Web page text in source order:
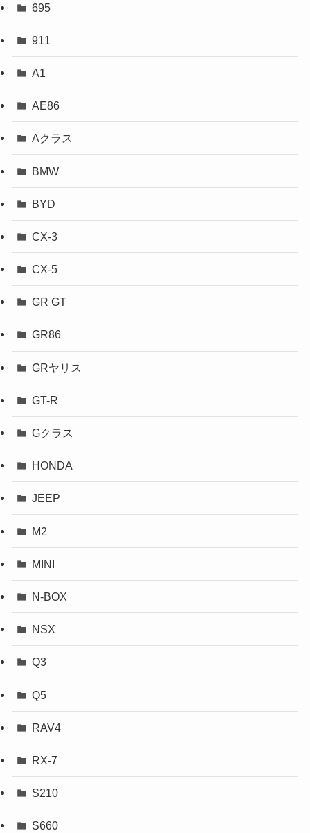
695
911
A1
AE86
Aクラス
BMW
BYD
CX-3
CX-5
GR GT
GR86
GRヤリス
GT-R
Gクラス
HONDA
JEEP
M2
MINI
N-BOX
NSX
Q3
Q5
RAV4
RX-7
S210
S660